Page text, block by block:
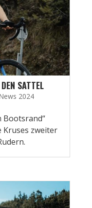
SATTEL
2024
Bootsrand“
Kruses zweiter